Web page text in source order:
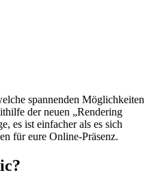
spannenden Möglichkeiten
der neuen „Rendering
es ist einfacher als es sich
für eure Online-Präsenz.